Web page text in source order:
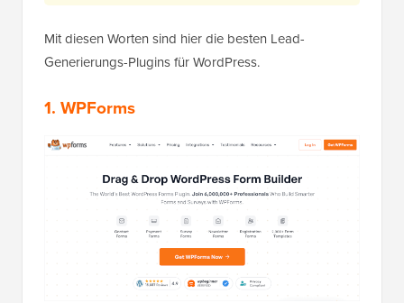
Mit diesen Worten sind hier die besten Lead-
Generierungs-Plugins für WordPress.
1. WPForms